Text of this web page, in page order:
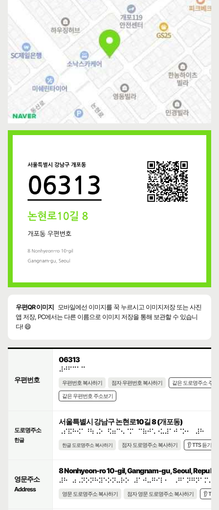
우편QR 이미지
모바일에선 이미지를 꾹 누르시고 이미지저장 또는 사진
앱 저장, PC에서는 다른 이름으로 이미지 저장을 통해 보관할 수 있습니
다! 😄
우편번호
06313
⠼⠚⠋⠉⠁⠉
우편번호 복사하기 점자 우편번호 복사하기
같은 도로명주소 주
같은 우편번호 주소보기
도로명주소
한글
서울특별시 강남구 논현로10길 8 (개포동)
⠠⠎⠯⠓⠪⠁⠘⠳⠠⠕⠀⠫⠶⠉⠢⠈⠍⠀⠉⠷⠚⠡⠐⠥⠼⠁⠚⠈⠕⠂⠀⠼⠓
한글 도로명주소 복사하기 점자 도로명주소 복사하기 👂 TTS 듣기
영문주소
Address
8 Nonhyeon-ro 10-gil, Gangnam-gu, Seoul,
영문 도로명주소 복사하기 점자 영문 도로명주소 복사하기 👂 TTS